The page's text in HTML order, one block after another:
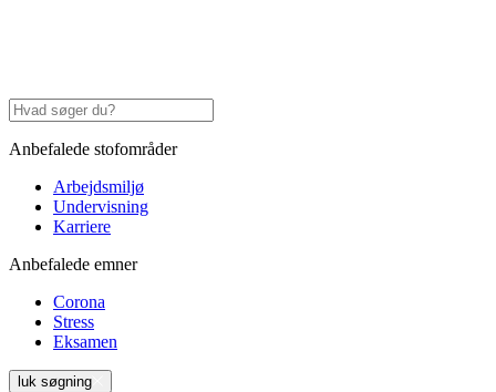
Anbefalede stofområder
Arbejdsmiljø
Undervisning
Karriere
Anbefalede emner
Corona
Stress
Eksamen
luk søgning